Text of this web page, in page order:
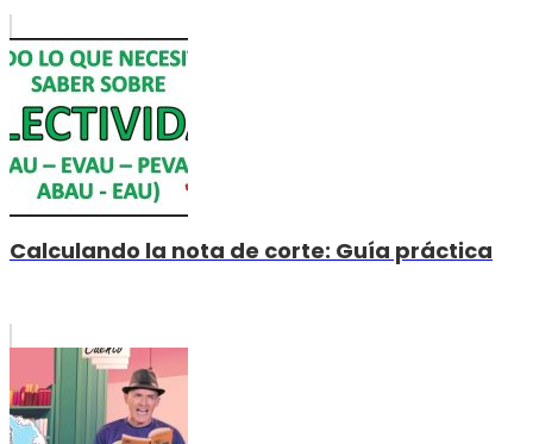
Calculando la nota de corte: Guía práctica